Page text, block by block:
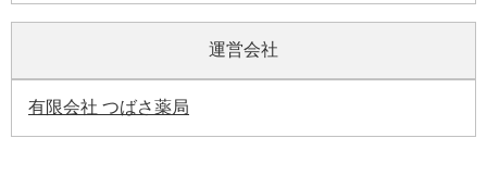
運営会社
有限会社 つばさ薬局